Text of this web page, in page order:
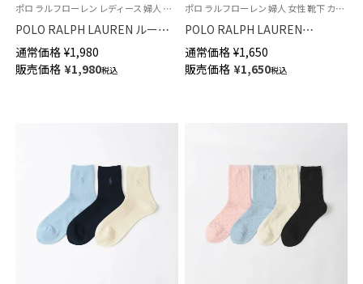
ポロ ラルフローレン レディース 婦人 女性 靴下 カジュアル 26SS
POLO RALPH LAUREN ルーズ
ケーブル クルー丈 ソックス
03207257
通常価格 ¥1,980
販売価格 ¥1,980税込
ポロ ラルフローレン 婦人 女性 靴下 カジュアル 26SS
POLO RALPH LAUREN
VARSITY POLO クルー丈 ソック
ス 03207253
通常価格 ¥1,650
販売価格 ¥1,650税込